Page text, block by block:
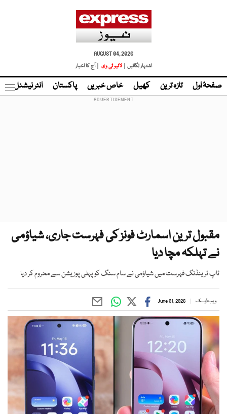
AUGUST 04, 2026
اشتہار لگائیں |
لائیو ٹی وی | آج کا اخبار
صفحۂ اول تازہ ترین کھیل خاص خبریں پاکستان انٹر نیشنل
مقبول ترین اسمارٹ فونز کی فہرست جاری، شیاؤمی
نے تہلکہ مچا دیا
ٹاپ ٹرینڈنگ فہرست میں شیاؤمی نے سام سنگ کو پہلی پوزیشن سے محروم کر دیا
ویب ڈیسک June 01, 2026